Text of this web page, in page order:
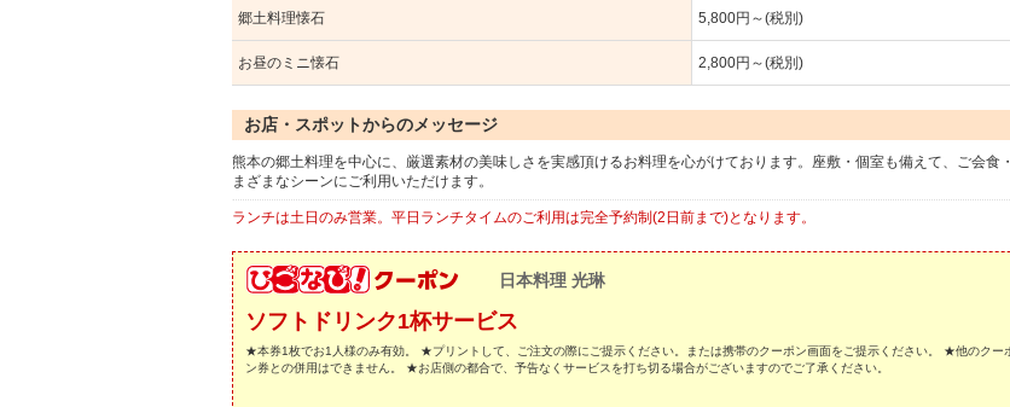
郷土料理懐石 5,800円～(税別)
お昼のミニ懐石 2,800円～(税別)
お店・スポットからのメッセージ
熊本の郷土料理を中心に、厳選素材の美味しさを実感頂けるお料理を心がけております。座敷・個室も備えて、ご会食
まざまなシーンにご利用いただけます。
ランチは土日のみ営業。平日ランチタイムのご利用は完全予約制(2日前まで)となります。
日本料理 光琳
ソフトドリンク1杯サービス
★本券1枚でお1人様のみ有効。 ★プリントして、ご注文の際にご提示ください。または携帯のクーポン画面をご提示ください。 ★他のクー
ン券との併用はできません。 ★お店側の都合で、予告なくサービスを打ち切る場合がございますのでご了承ください。